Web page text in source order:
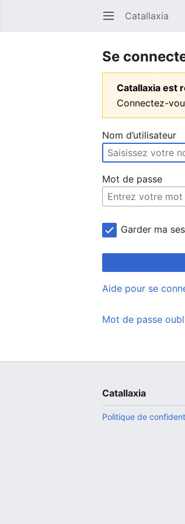
Ouvrir le menu principal Catallaxia
Se
Catallaxia est
Connectez-
Nom d’utilisateur
Mot de passe
Garder ma
Aide pour se
Mot de passe
Catallaxia
Politique de